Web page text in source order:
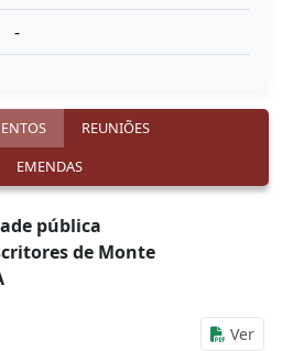
-
REUNIÕES
EMENDAS
pública
de Monte
Ver